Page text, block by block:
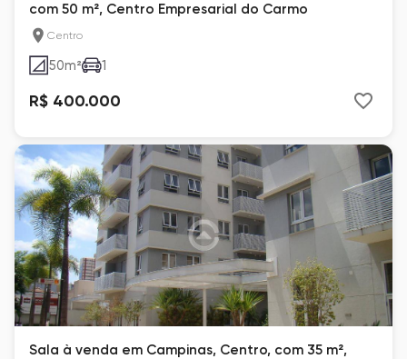
com 50 m², Centro Empresarial do Carmo
Centro
50m² 1
R$ 400.000
Sala à venda em Campinas, Centro, com 35 m²,